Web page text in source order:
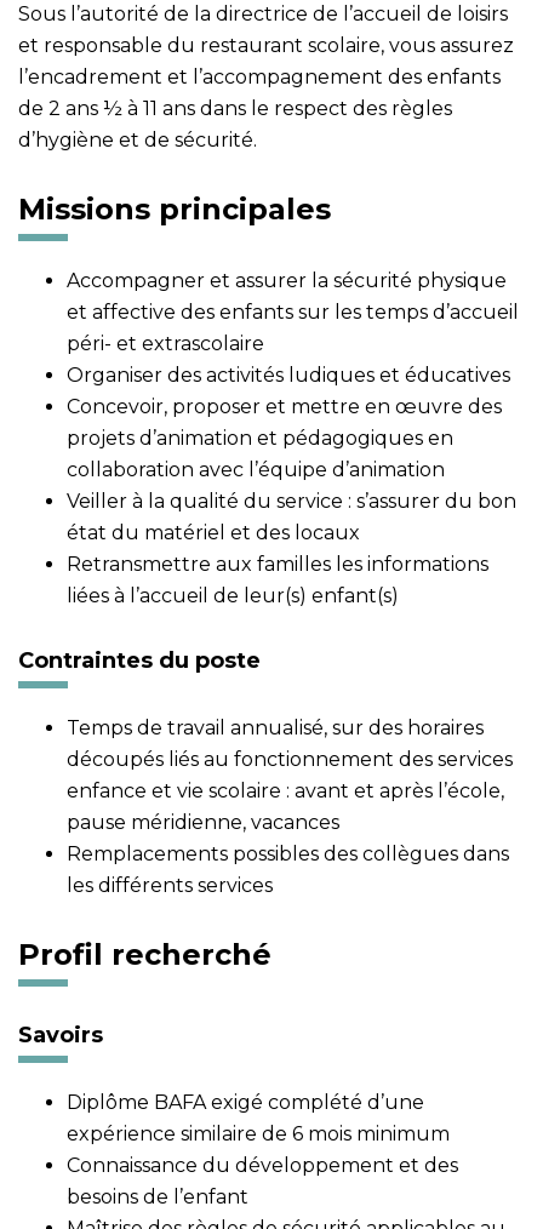
Sous l’autorité de la directrice de l’accueil de loisirs
et responsable du restaurant scolaire, vous assurez
l’encadrement et l’accompagnement des enfants
de 2 ans ½ à 11 ans dans le respect des règles
d’hygiène et de sécurité.
Missions principales
Accompagner et assurer la sécurité physique
et affective des enfants sur les temps d’accueil
péri- et extrascolaire
Organiser des activités ludiques et éducatives
Concevoir, proposer et mettre en œuvre des
projets d’animation et pédagogiques en
collaboration avec l’équipe d’animation
Veiller à la qualité du service : s’assurer du bon
état du matériel et des locaux
Retransmettre aux familles les informations
liées à l’accueil de leur(s) enfant(s)
Contraintes du poste
Temps de travail annualisé, sur des horaires
découpés liés au fonctionnement des services
enfance et vie scolaire : avant et après l’école,
pause méridienne, vacances
Remplacements possibles des collègues dans
les différents services
Profil recherché
Savoirs
Diplôme BAFA exigé complété d’une
expérience similaire de 6 mois minimum
Connaissance du développement et des
besoins de l’enfant